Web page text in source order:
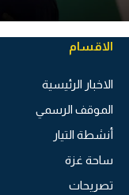
الاقسام
الاخبار الرئيسية
الموقف الرسمي
أنشطة التيار
ساحة غزة
تصريحات